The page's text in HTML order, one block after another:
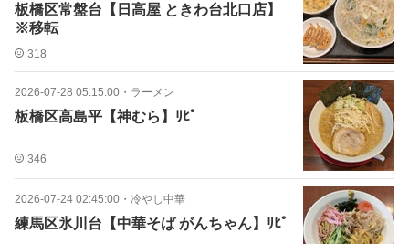
板橋区常盤台【日高屋 ときわ台北口店】
※移転
318
2026-07-28 05:15:00 ・ ラーメン
板橋区高島平【神むら】ﾘﾋﾟ
346
2026-07-24 02:45:00 ・ 冷やし中華
練馬区氷川台【中華そば がんちゃん】ﾘﾋﾟ